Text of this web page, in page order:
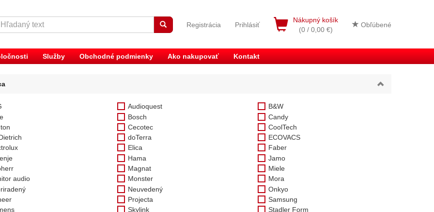
Nákupný košík
(0 / 0,00 €)
Obľúbené
Registrácia Prihlásiť
Služby Obchodné podmienky Ako nakupovať Kontakt
Audioquest
B&W
Bosch
Candy
Cecotec
CoolTech
doTerra
ECOVACS
Elica
Faber
Hama
Jamo
Magnat
Miele
audio
Monster
Mora
Neuvedený
Onkyo
Projecta
Samsung
Skylink
Stadler Form